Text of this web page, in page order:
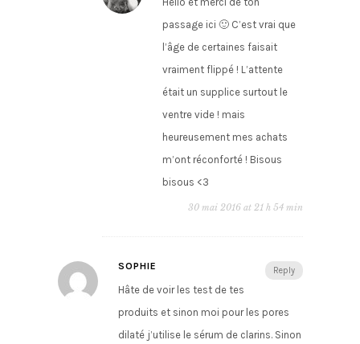
passage ici 🙂 C’est vrai que
l’âge de certaines faisait
vraiment flippé ! L’attente
était un supplice surtout le
ventre vide ! mais
heureusement mes achats
m’ont réconforté ! Bisous
bisous <3
30 mai 2016 at 21 h 54 min
Reply
SOPHIE
Hâte de voir les test de tes
produits et sinon moi pour les pores
dilaté j’utilise le sérum de clarins. Sinon